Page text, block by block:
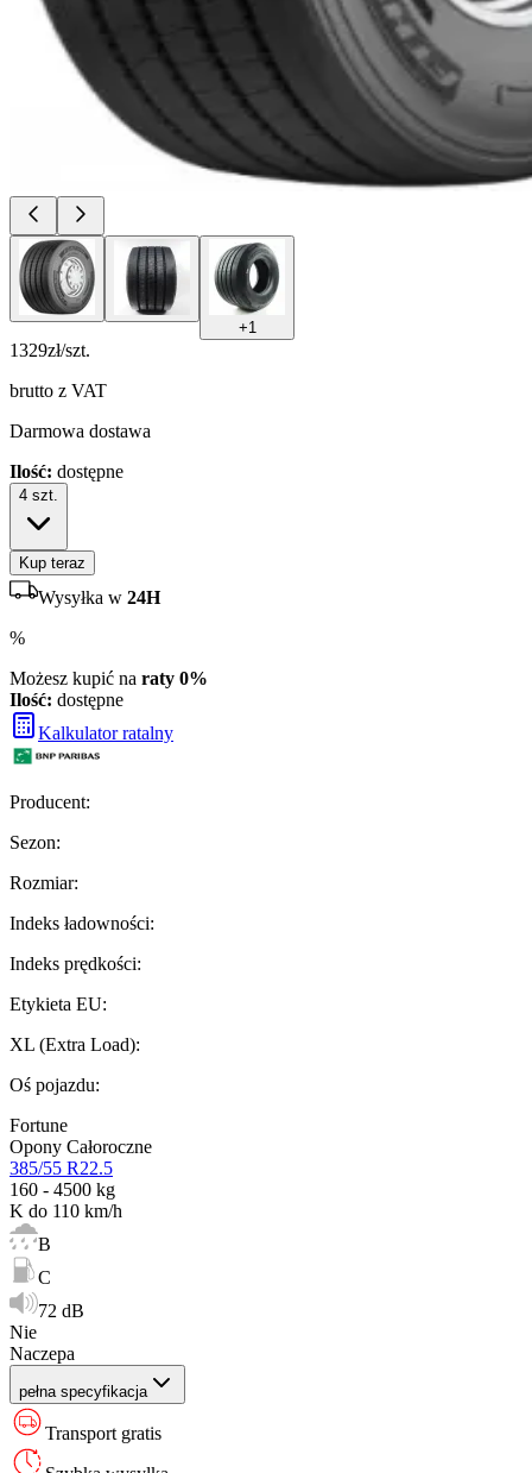
+1
1329zł/szt.
brutto z VAT
Darmowa dostawa
Ilość: dostępne
4 szt.
Kup teraz
Wysyłka w 24H
%
Możesz kupić na raty 0%
Ilość: dostępne
Kalkulator ratalny
Producent:
Sezon:
Rozmiar:
Indeks ładowności:
Indeks prędkości:
Etykieta EU:
XL (Extra Load):
Oś pojazdu:
Fortune
Opony Całoroczne
385/55 R22.5
160 - 4500 kg
K do 110 km/h
B
C
72 dB
Nie
Naczepa
pełna specyfikacja
Transport gratis